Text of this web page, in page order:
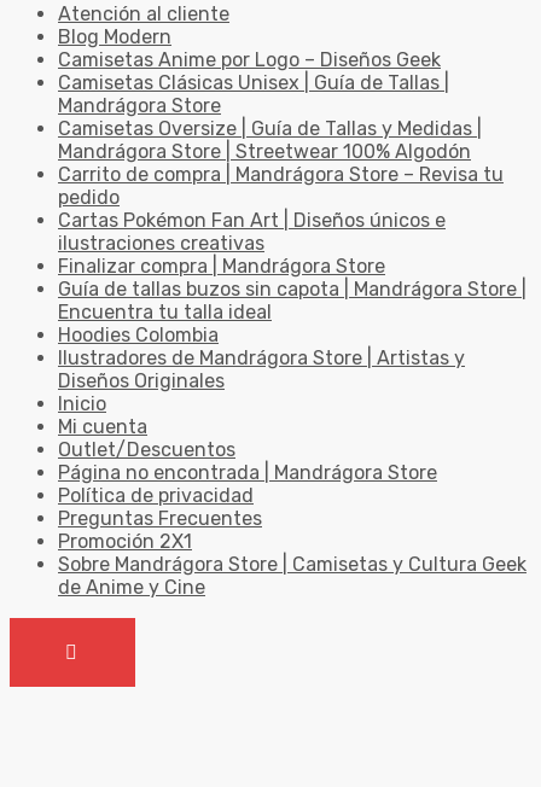
Atención al cliente
Blog Modern
Camisetas Anime por Logo – Diseños Geek
Camisetas Clásicas Unisex | Guía de Tallas |
Mandrágora Store
Camisetas Oversize | Guía de Tallas y Medidas |
Mandrágora Store | Streetwear 100% Algodón
Carrito de compra | Mandrágora Store – Revisa tu
pedido
Cartas Pokémon Fan Art | Diseños únicos e
ilustraciones creativas
Finalizar compra | Mandrágora Store
Guía de tallas buzos sin capota | Mandrágora Store |
Encuentra tu talla ideal
Hoodies Colombia
Ilustradores de Mandrágora Store | Artistas y
Diseños Originales
Inicio
Mi cuenta
Outlet/Descuentos
Página no encontrada | Mandrágora Store
Política de privacidad
Preguntas Frecuentes
Promoción 2X1
Sobre Mandrágora Store | Camisetas y Cultura Geek
de Anime y Cine